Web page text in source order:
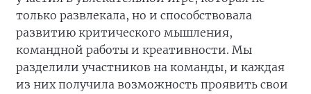
только развлекала, но и способствовала
развитию критического мышления,
командной работы и креативности. Мы
разделили участников на команды, и каждая
из них получила возможность проявить свои